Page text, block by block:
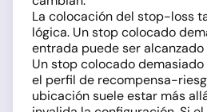
La colocación del stop-loss
lógica. Un stop colocado
entrada puede ser
Un stop colocado
el perfil de recompensa-
ubicación suele estar más